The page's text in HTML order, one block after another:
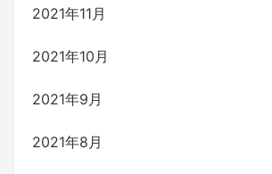
2021年11月
2021年10月
2021年9月
2021年8月